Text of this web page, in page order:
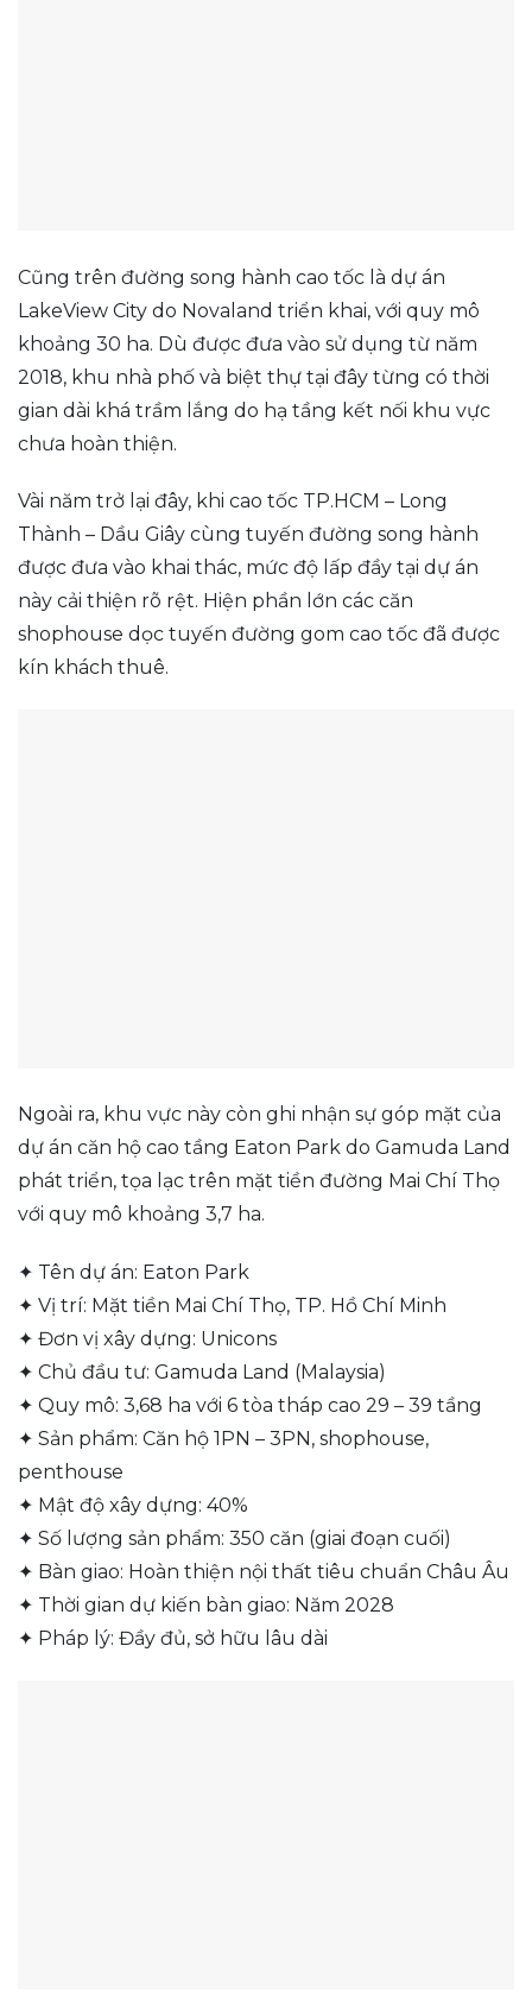
Cũng trên đường song hành cao tốc là dự án
LakeView City do Novaland triển khai, với quy mô
khoảng 30 ha. Dù được đưa vào sử dụng từ năm
2018, khu nhà phố và biệt thự tại đây từng có thời
gian dài khá trầm lắng do hạ tầng kết nối khu vực
chưa hoàn thiện.
Vài năm trở lại đây, khi cao tốc TP.HCM – Long
Thành – Dầu Giây cùng tuyến đường song hành
được đưa vào khai thác, mức độ lấp đầy tại dự án
này cải thiện rõ rệt. Hiện phần lớn các căn
shophouse dọc tuyến đường gom cao tốc đã được
kín khách thuê.
Ngoài ra, khu vực này còn ghi nhận sự góp mặt của
dự án căn hộ cao tầng Eaton Park do Gamuda Land
phát triển, tọa lạc trên mặt tiền đường Mai Chí Thọ
với quy mô khoảng 3,7 ha.
✦ Tên dự án: Eaton Park
✦ Vị trí: Mặt tiền Mai Chí Thọ, TP. Hồ Chí Minh
✦ Đơn vị xây dựng: Unicons
✦ Chủ đầu tư: Gamuda Land (Malaysia)
✦ Quy mô: 3,68 ha với 6 tòa tháp cao 29 – 39 tầng
✦ Sản phẩm: Căn hộ 1PN – 3PN, shophouse,
penthouse
✦ Mật độ xây dựng: 40%
✦ Số lượng sản phẩm: 350 căn (giai đoạn cuối)
✦ Bàn giao: Hoàn thiện nội thất tiêu chuẩn Châu Âu
✦ Thời gian dự kiến bàn giao: Năm 2028
✦ Pháp lý: Đầy đủ, sở hữu lâu dài